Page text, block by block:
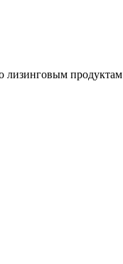
лизинговым продуктам